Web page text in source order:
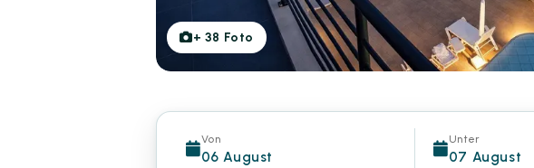
+ 38 Foto
Von
06 August
Unter
07 August